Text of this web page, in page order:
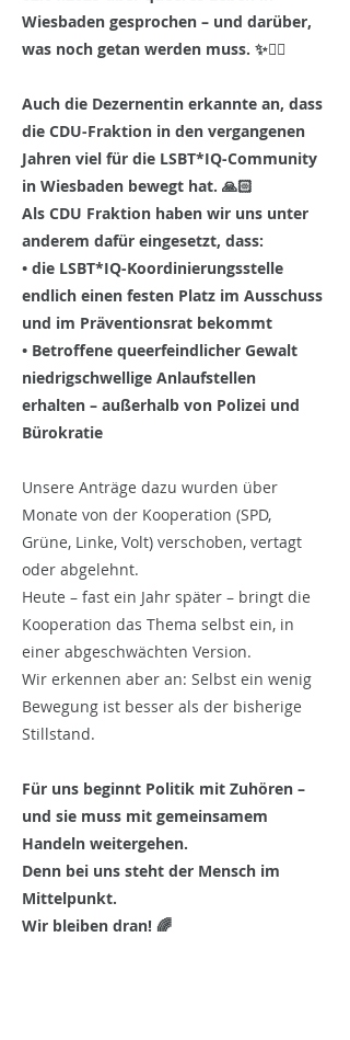
Wiesbaden gesprochen – und darüber,
was noch getan werden muss. ✨🏳️‍🌈
Auch die Dezernentin erkannte an, dass
die CDU-Fraktion in den vergangenen
Jahren viel für die LSBT*IQ-Community
in Wiesbaden bewegt hat. 🙏🏻
Als CDU Fraktion haben wir uns unter
anderem dafür eingesetzt, dass:
• die LSBT*IQ-Koordinierungsstelle
endlich einen festen Platz im Ausschuss
und im Präventionsrat bekommt
• Betroffene queerfeindlicher Gewalt
niedrigschwellige Anlaufstellen
erhalten – außerhalb von Polizei und
Bürokratie
Unsere Anträge dazu wurden über
Monate von der Kooperation (SPD,
Grüne, Linke, Volt) verschoben, vertagt
oder abgelehnt.
Heute – fast ein Jahr später – bringt die
Kooperation das Thema selbst ein, in
einer abgeschwächten Version.
Wir erkennen aber an: Selbst ein wenig
Bewegung ist besser als der bisherige
Stillstand.
Für uns beginnt Politik mit Zuhören –
und sie muss mit gemeinsamem
Handeln weitergehen.
Denn bei uns steht der Mensch im
Mittelpunkt.
Wir bleiben dran! 🌈